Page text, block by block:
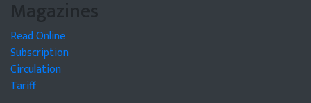
Magazines
Read Online
Subscription
Circulation
Tariff